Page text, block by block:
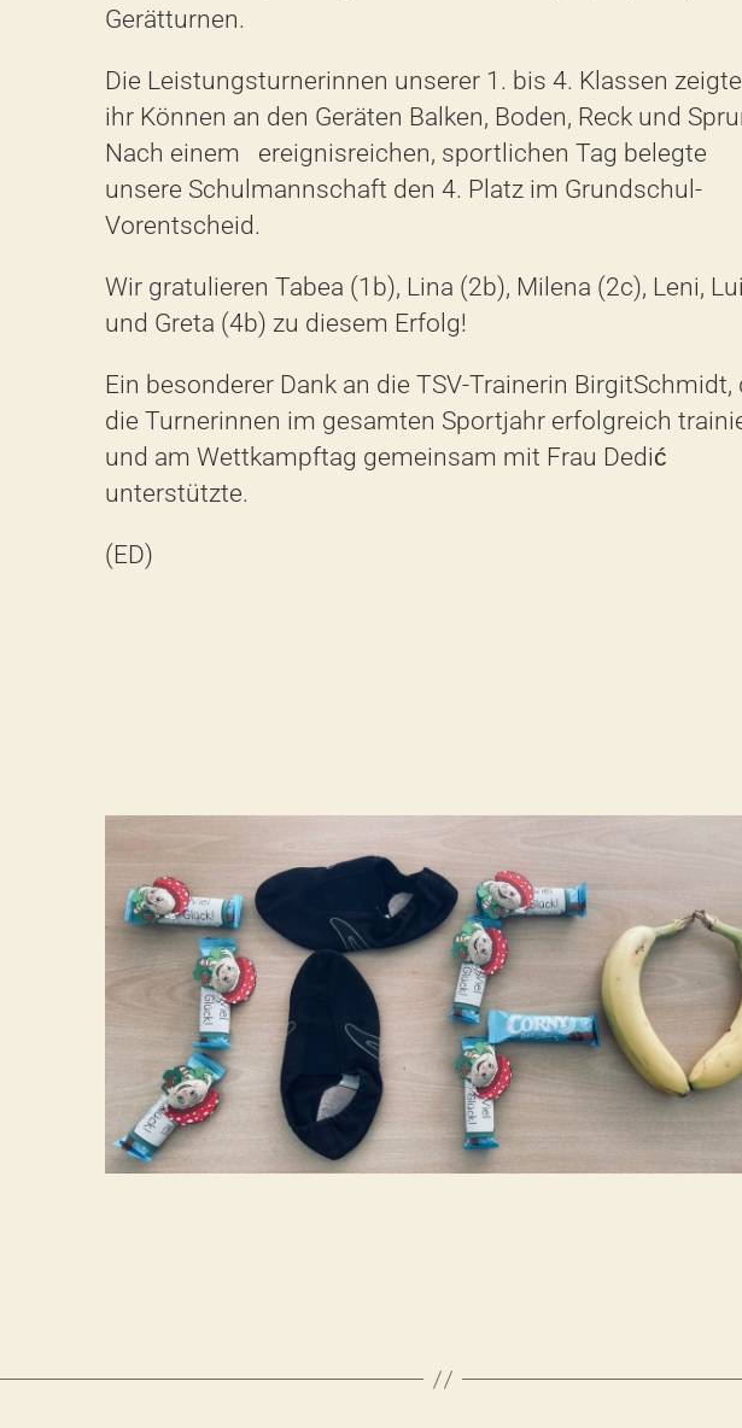
Gerätturnen.
Die Leistungsturnerinnen unserer 1. bis 4. Klassen
ihr Können an den Geräten Balken, Boden, Reck und
Nach einem ereignisreichen, sportlichen Tag belegte
unsere Schulmannschaft den 4. Platz im Grundschul-
Vorentscheid.
Wir gratulieren Tabea (1 b), Lina (2b), Milena (2c), Leni,
und Greta (4b) zu diesem Erfolg!
Ein besonderer Dank an die TSV-Trainerin BirgitSchmidt,
die Turnerinnen im gesamten Sportjahr erfolgreich
und am Wettkampftag gemeinsam mit Frau Dedić
unterstützte.
( ED)